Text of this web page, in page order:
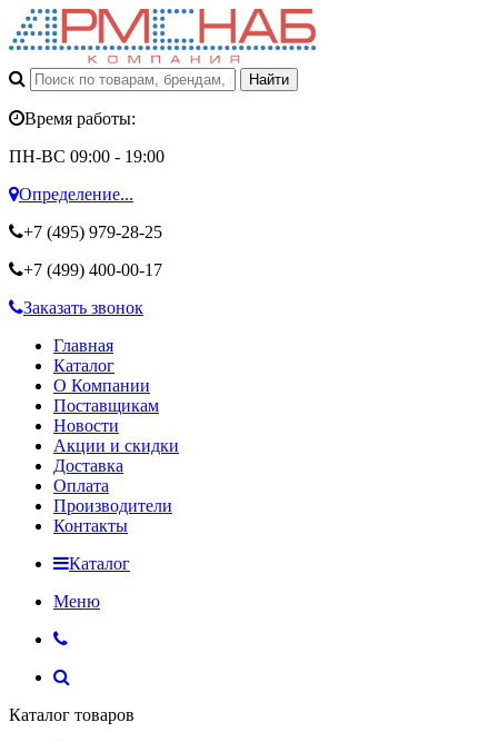
Время работы:
ПН-ВС 09:00 - 19:00
Определение...
+7 (495) 979-28-25
+7 (499) 400-00-17
Заказать звонок
Главная
Каталог
О Компании
Поставщикам
Новости
Акции и скидки
Доставка
Оплата
Производители
Контакты
Каталог
Меню
Каталог товаров